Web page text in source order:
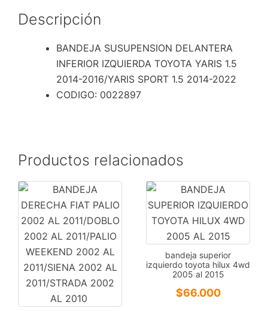
2014-
2022
cantidad
Descripción
BANDEJA SUSUPENSION DELANTERA
INFERIOR IZQUIERDA TOYOTA YARIS 1.5
2014-2016/YARIS SPORT 1.5 2014-2022
CODIGO: 0022897
Productos relacionados
bandeja superior
izquierdo toyota hilux 4wd
2005 al 2015
$66.000